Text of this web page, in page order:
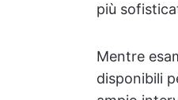
più
Mentre
disponibili